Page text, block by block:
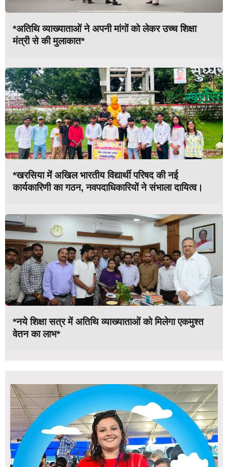
*अतिथि व्याख्याताओं ने अपनी मांगों को लेकर उच्च शिक्षा
मंत्री से की मुलाकात*
*खरसिया में अखिल भारतीय विद्यार्थी परिषद की नई
कार्यकारिणी का गठन, नवपदाधिकारियों ने संभाला दायित्व।
*नये शिक्षा सत्र में अतिथि व्याख्याताओं को मिलेगा एकमुश्त
वेतन का लाभ*